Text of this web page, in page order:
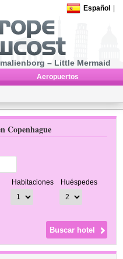
Español
– Little Mermaid
Aeropuertos
Copenhague
Habitaciones Huéspedes